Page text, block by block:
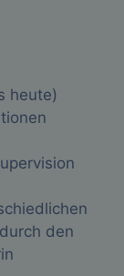
heute)
den